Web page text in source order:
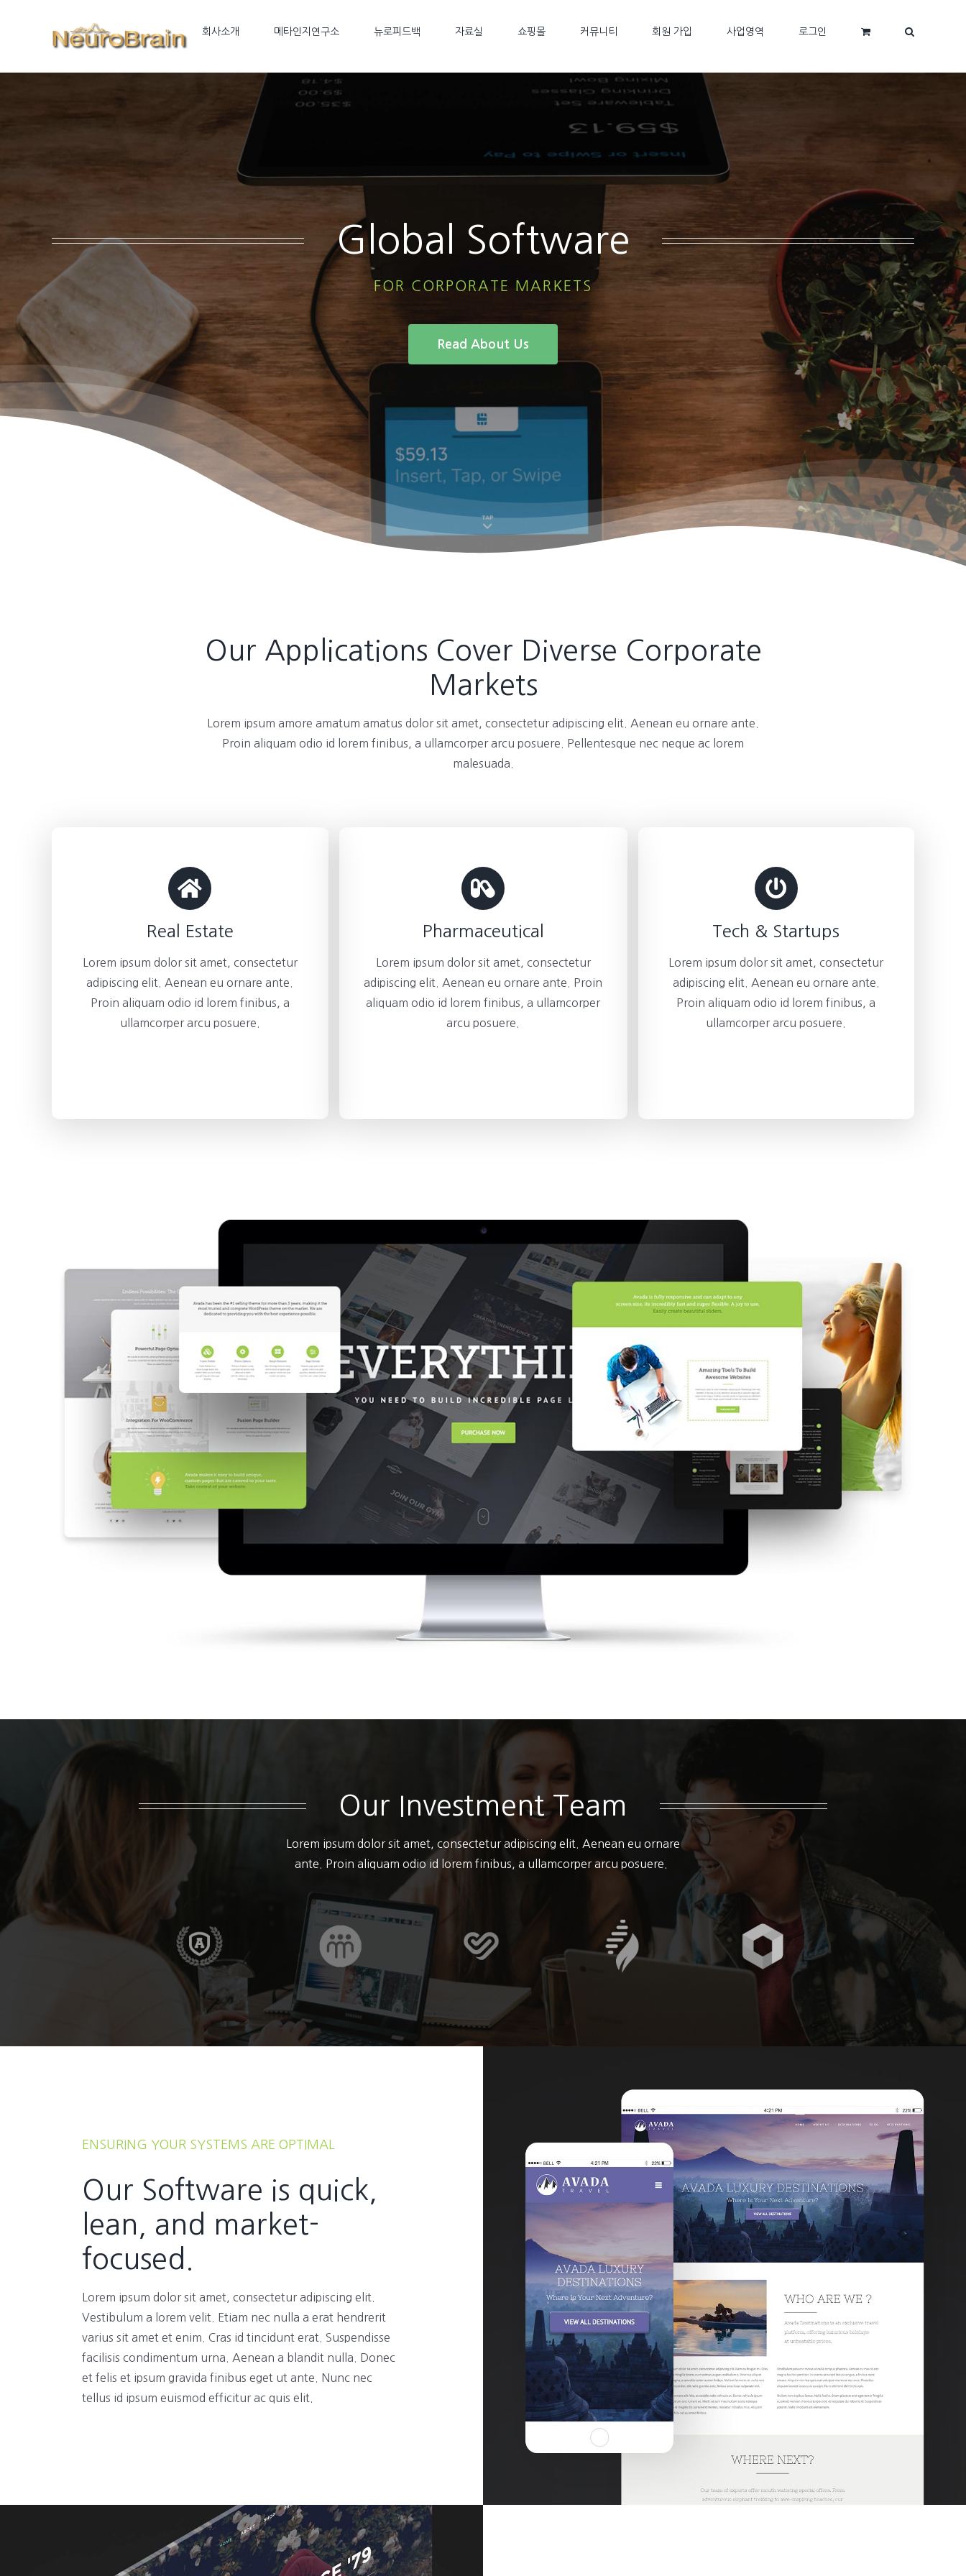
회사소개 메타인지연구소 뉴로피드백 자료실 쇼핑몰 커뮤니티 회원 가입 사업영역 로그인
Global Software
FOR CORPORATE MARKETS
Read About Us
Our Applications Cover Diverse Corporate
Markets
Lorem ipsum amore amatum amatus dolor sit amet, consectetur adipiscing elit. Aenean eu ornare ante.
Proin aliquam odio id lorem finibus, a ullamcorper arcu posuere. Pellentesque nec neque ac lorem
malesuada.
Real Estate
Lorem ipsum dolor sit amet, consectetur
adipiscing elit. Aenean eu ornare ante.
Proin aliquam odio id lorem finibus, a
ullamcorper arcu posuere.
Pharmaceutical
Lorem ipsum dolor sit amet, consectetur
adipiscing elit. Aenean eu ornare ante. Proin
aliquam odio id lorem finibus, a ullamcorper
arcu posuere.
Tech & Startups
Lorem ipsum dolor sit amet, consectetur
adipiscing elit. Aenean eu ornare ante.
Proin aliquam odio id lorem finibus, a
ullamcorper arcu posuere.
Our Investment Team
Lorem ipsum dolor sit amet, consectetur adipiscing elit. Aenean eu ornare
ante. Proin aliquam odio id lorem finibus, a ullamcorper arcu posuere.
ENSURING YOUR SYSTEMS ARE OPTIMAL
Our Software is quick,
lean, and market-
focused.
Lorem ipsum dolor sit amet, consectetur adipiscing elit.
Vestibulum a lorem velit. Etiam nec nulla a erat hendrerit
varius sit amet et enim. Cras id tincidunt erat. Suspendisse
facilisis condimentum urna. Aenean a blandit nulla. Donec
et felis et ipsum gravida finibus eget ut ante. Nunc nec
tellus id ipsum euismod efficitur ac quis elit.